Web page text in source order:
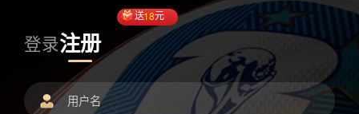
登录注册
送18元